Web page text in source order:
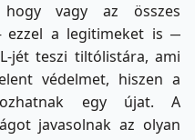
hogy vagy az összes
ezzel a legitimeket is ─
jét teszi tiltólistára, ami
védelmet, hiszen a
egy újat. A
javasolnak az olyan